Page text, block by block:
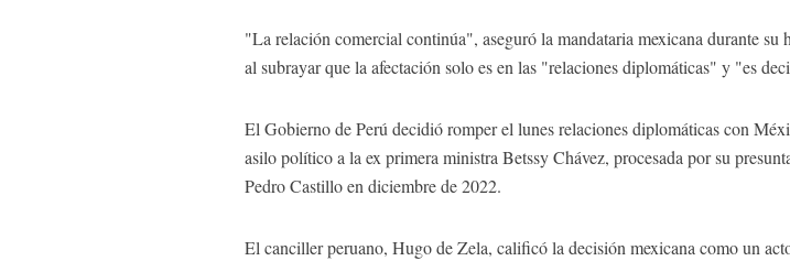
"La relación comercial continúa", aseguró la mandataria mexicana durante
al subrayar que la afectación solo es en las "relaciones diplomáticas" y "es
El Gobierno de Perú decidió romper el lunes relaciones diplomáticas con
asilo político a la ex primera ministra Betssy Chávez, procesada por su
Pedro Castillo en diciembre de 2022.
El canciller peruano, Hugo de Zela, calificó la decisión mexicana como un